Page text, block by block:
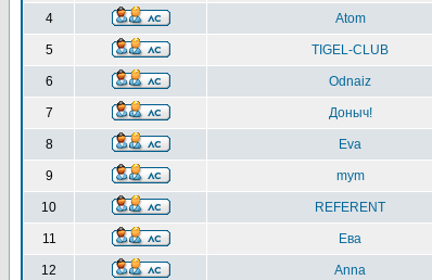
4 Atom
5 TIGEL-CLUB
6 Odnaiz
7 Доныч!
8 Eva
9 mym
10 REFERENT
11 Ева
12 Anna